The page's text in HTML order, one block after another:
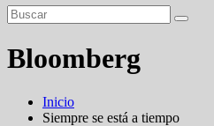
Bloomberg
Inicio
Siempre se está a tiempo